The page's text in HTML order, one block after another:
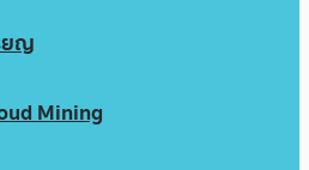
ยญ
Mining